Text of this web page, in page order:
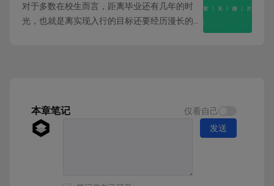
对于多数在校生而言，距离毕业还有几年的时
光，也就是离实现入行的目标还要经历漫长的过
种...本章笔记 仅看自己
发送